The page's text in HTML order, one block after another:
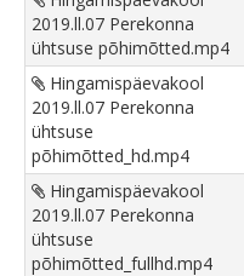
2019.ll.07 Perekonna
ühtsuse põhimõtted.mp4
Hingamispäevakool
2019.ll.07 Perekonna
ühtsuse
põhimõtted_hd.mp4
Hingamispäevakool
2019.ll.07 Perekonna
ühtsuse
põhimõtted_fullhd.mp4